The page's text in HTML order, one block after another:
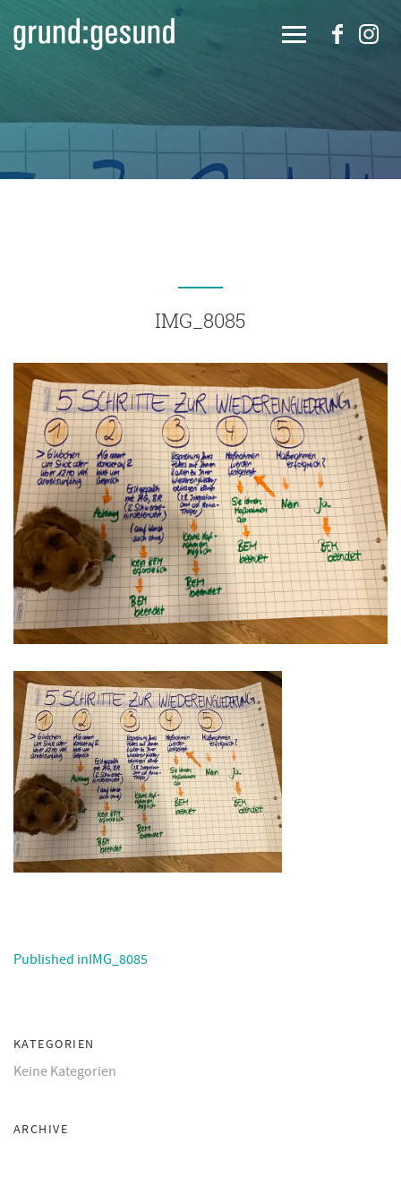
IMG_8085
Published inIMG_8085
KATEGORIEN
Keine Kategorien
ARCHIVE